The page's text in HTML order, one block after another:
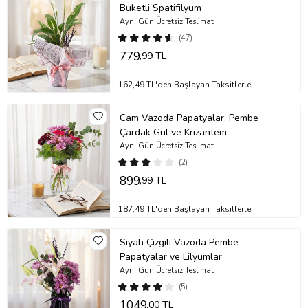
konumlandırmanız önerilir. Toprağının sürekli nemli kalması
önemlidir, ancak aşırı sulamaktan kaçınmalısınız; toprak sulu
kalmamalıdır. Bitkiniz için ideal sıcaklık aralığı 10°C ile 28°C
arasında olmalıdır. Bu sıcaklık aralığında bitkiniz en iyi şekilde
gelişecektir. Spatifilyum bitkinizin sağlıklı kalması için düzenli
sulama yaparak ve uygun ışık koşullarında muhafaza ederek,
bitkinizin canlılığını uzun süre koruyabilirsiniz.
Stok durumuna göre ürünlerde ufak değişiklikler olabilir.
Ürün Kodu:nob115
Buketli Spatifilyum
(47)
Aynı Gün Ücretsiz Teslimat
779,99 TL
162,49 TL'den Başlayan Taksitlerle
Cam Vazoda Papatyalar, Pembe
Çardak Gül ve Krizantem
(2)
Aynı Gün Ücretsiz Teslimat
899,99 TL
187,49 TL'den Başlayan Taksitlerle
Siyah Çizgili Vazoda Pembe
Papatyalar ve Lilyumlar
(5)
Aynı Gün Ücretsiz Teslimat
,00 TL